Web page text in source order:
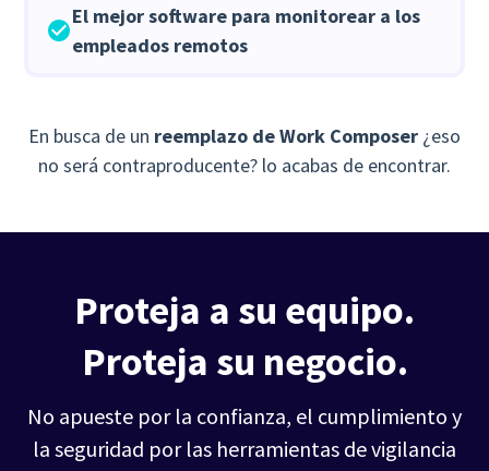
El mejor software para monitorear a los
empleados remotos
En busca de un reemplazo de Work Composer ¿eso
no será contraproducente? lo acabas de encontrar.
Proteja a su equipo.
Proteja su negocio.
No apueste por la confianza, el cumplimiento y
la seguridad por las herramientas de vigilancia